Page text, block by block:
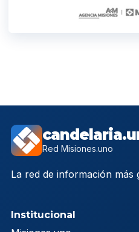
Red Misiones.uno
La red de información más
Institucional